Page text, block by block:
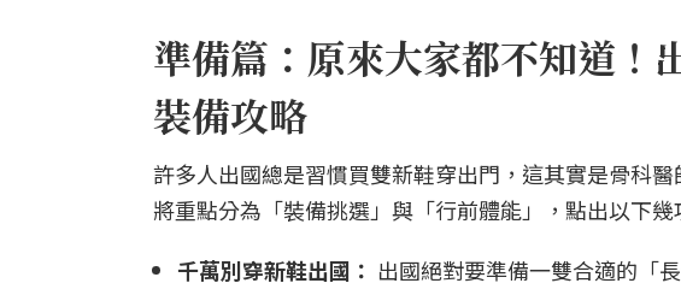
準備篇：原來大家都不知道！
裝備攻略
許多人出國總是習慣買雙新鞋穿出門，這其實是骨科
將重點分為「裝備挑選」與「行前體能」，點出以下幾
千萬別穿新鞋出國： 出國絕對要準備一雙合適的「